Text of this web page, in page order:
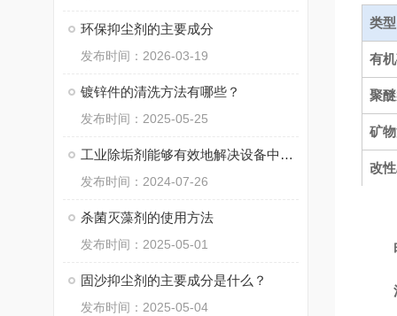
环保抑尘剂的主要成分
发布时间：2026-03-19
镀锌件的清洗方法有哪些？
发布时间：2025-05-25
工业除垢剂能够有效地解决设备中的结垢问题
发布时间：2024-07-26
杀菌灭藻剂的使用方法
发布时间：2025-05-01
固沙抑尘剂的主要成分是什么？
发布时间：2025-05-04
类型
有
聚
矿
改